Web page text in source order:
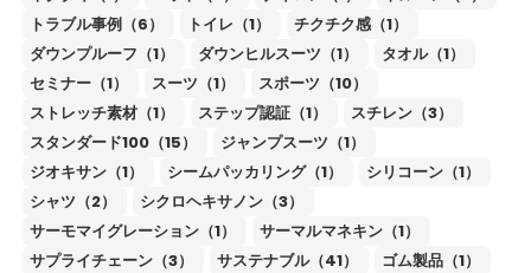
トラブル事例（6）
トイレ（1）
チクチク感（1）
ダウンプルーフ（1）
ダウンヒルスーツ（1）
タオル（1）
セミナー（1）
スーツ（1）
スポーツ（10）
ストレッチ素材（1）
ステップ認証（1）
スチレン（3）
スタンダード100（15）
ジャンプスーツ（1）
ジオキサン（1）
シームパッカリング（1）
シリコーン（1）
シャツ（2）
シクロヘキサノン（3）
サーモマイグレーション（1）
サーマルマネキン（1）
サプライチェーン（3）
サステナブル（41）
ゴム製品（1）